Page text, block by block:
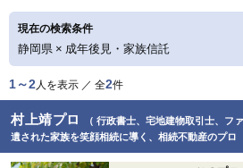
現在の検索条件
静岡県 × 成年後見・家族信託
1～2人を表示 ／ 全2件
村上靖プロ
（ 行政書士、宅地建物取引士、フ
遺された家族を笑顔相続に導く、相続不動産のプロ